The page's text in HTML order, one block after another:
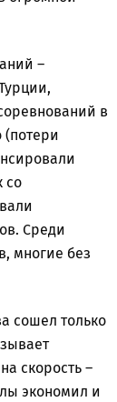
–
в
со
Среди
многие без
сошел только
скорость –
экономил и